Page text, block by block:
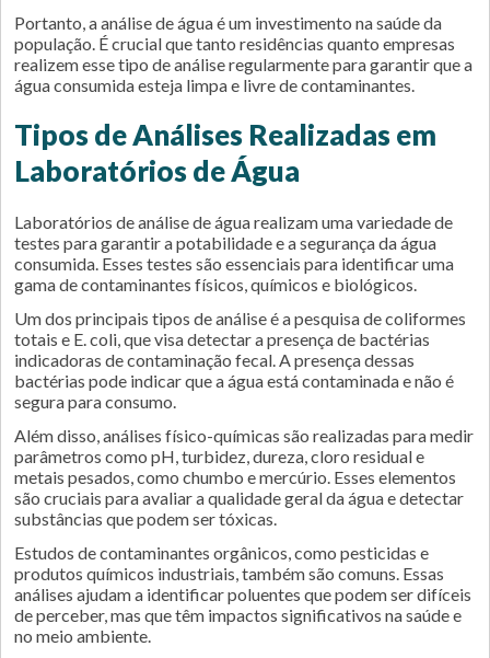
Portanto, a análise de água é um investimento na saúde da
população. É crucial que tanto residências quanto empresas
realizem esse tipo de análise regularmente para garantir que a
água consumida esteja limpa e livre de contaminantes.
Tipos de Análises Realizadas em
Laboratórios de Água
Laboratórios de análise de água realizam uma variedade de
testes para garantir a potabilidade e a segurança da água
consumida. Esses testes são essenciais para identificar uma
gama de contaminantes físicos, químicos e biológicos.
Um dos principais tipos de análise é a pesquisa de coliformes
totais e E. coli, que visa detectar a presença de bactérias
indicadoras de contaminação fecal. A presença dessas
bactérias pode indicar que a água está contaminada e não é
segura para consumo.
Além disso, análises físico-químicas são realizadas para medir
parâmetros como pH, turbidez, dureza, cloro residual e
metais pesados, como chumbo e mercúrio. Esses elementos
são cruciais para avaliar a qualidade geral da água e detectar
substâncias que podem ser tóxicas.
Estudos de contaminantes orgânicos, como pesticidas e
produtos químicos industriais, também são comuns. Essas
análises ajudam a identificar poluentes que podem ser difíceis
de perceber, mas que têm impactos significativos na saúde e
no meio ambiente.